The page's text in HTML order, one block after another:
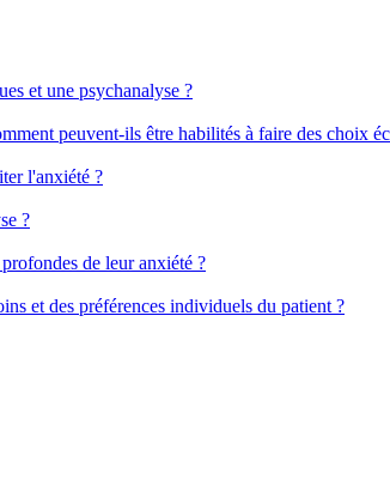
et une psychanalyse ?
peuvent-ils être habilités à faire des choix
l'anxiété ?
?
de leur anxiété ?
et des préférences individuels du patient ?